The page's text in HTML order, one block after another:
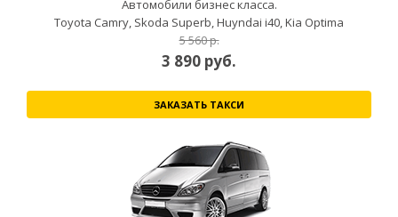
Автомобили бизнес класса.
Toyota Camry, Skoda Superb, Huyndai i40, Kia Optima
5 560 р.
3 890 руб.
ЗАКАЗАТЬ ТАКСИ